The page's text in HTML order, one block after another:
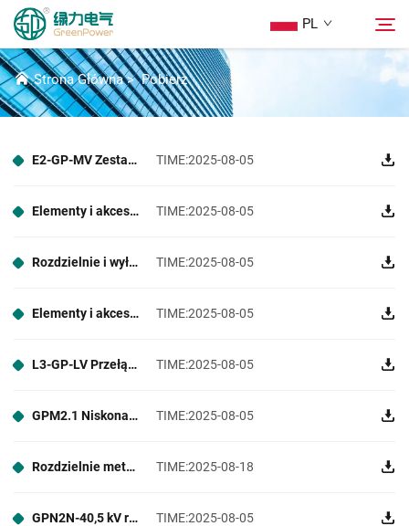
PL
Produkty
Wiadomości
O Nas
POBIERZ
Strona Główna>Pobierz
E2-GP-MV Zestawy Rozdzielcze i Komponenty TIME:2025-08-05
Elementy i akcesoria rozdzielni H1-GP-MV TIME:2025-08-05
Rozdzielnie i wyłączniki nadprądowe E3-GP-LV TIME:2025-08-05
Elementy i akcesoria rozdzielni niskiego napięcia L1-GP-LV TIME:2025-08-05
L3-GP-LV Przełącznica Sivacon 8PT TIME:2025-08-05
GPM2.1 Niskonapięciowy Zestaw Rozdzielczy Przypięciowy TIME:2025-08-05
Rozdzielnie metalowo-otulone GPN1-12 TIME:2025-08-18
GPN2N-40,5 kV rozdzielnie metalowo-otulone z izolacją gazową SF6-Free Green Nitrogen TIME:2025-08-05